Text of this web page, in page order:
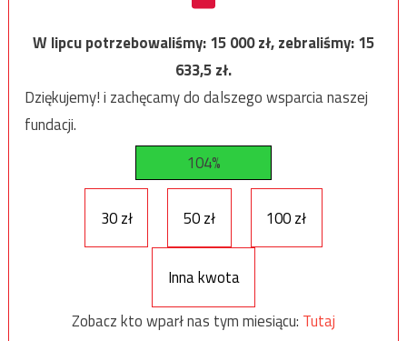
W lipcu potrzebowaliśmy:15 000zł, zebraliśmy:15
633,5zł.
Dziękujemy! i zachęcamy do dalszego wsparcia naszej
fundacji.
104%
30 zł 50 zł 100 zł
Inna kwota
Zobacz kto wparł nas tym miesiącu: Tutaj